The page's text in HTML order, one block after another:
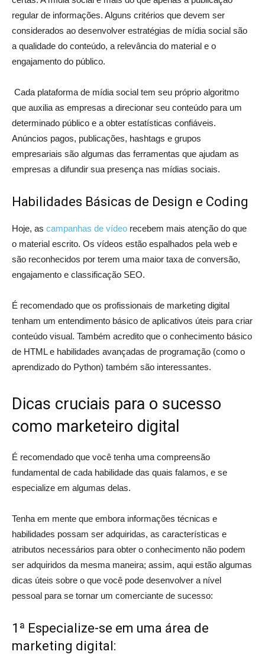
regular de informações. Alguns critérios que devem ser
considerados ao desenvolver estratégias de mídia social são
a qualidade do conteúdo, a relevância do material e o
engajamento do público.
Cada plataforma de mídia social tem seu próprio algoritmo
que auxilia as empresas a direcionar seu conteúdo para um
determinado público e a obter estatísticas confiáveis.
Anúncios pagos, publicações, hashtags e grupos
empresariais são algumas das ferramentas que ajudam as
empresas a difundir sua presença nas mídias sociais.
Habilidades Básicas de Design e Coding
Hoje, as campanhas de vídeo recebem mais atenção do que
o material escrito. Os vídeos estão espalhados pela web e
são reconhecidos por terem uma maior taxa de conversão,
engajamento e classificação SEO.
É recomendado que os profissionais de marketing digital
tenham um entendimento básico de aplicativos úteis para criar
conteúdo visual. Também acredito que o conhecimento básico
de HTML e habilidades avançadas de programação (como o
aprendizado do Python) também são interessantes.
Dicas cruciais para o sucesso
como marketeiro digital
É recomendado que você tenha uma compreensão
fundamental de cada habilidade das quais falamos, e se
especialize em algumas delas.
Tenha em mente que embora informações técnicas e
habilidades possam ser adquiridas, as características e
atributos necessários para obter o conhecimento não podem
ser adquiridos da mesma maneira; assim, aqui estão algumas
dicas úteis sobre o que você pode desenvolver a nível
pessoal para se tornar um comerciante de sucesso:
1ª Especialize-se em uma área de
marketing digital: